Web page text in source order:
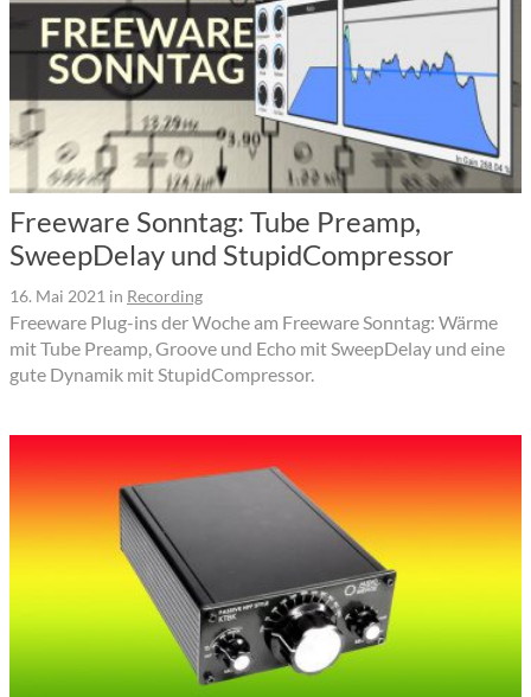
Freeware Sonntag: Tube Preamp,
SweepDelay und StupidCompressor
16. Mai 2021 in Recording
Freeware Plug-ins der Woche am Freeware Sonntag: Wärme
mit Tube Preamp, Groove und Echo mit SweepDelay und eine
gute Dynamik mit StupidCompressor.